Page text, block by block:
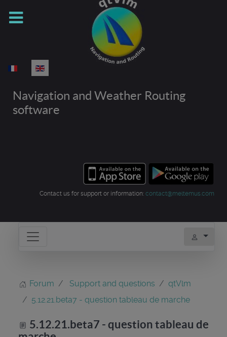
Select your language
Navigation and Weather Routing
software
Contact us for support or information: contact@meltemus.com
Forum Support and questions
qtVlm
5.12.21.beta7 - question tableau de marche
5.12.21.beta7 - question tableau de